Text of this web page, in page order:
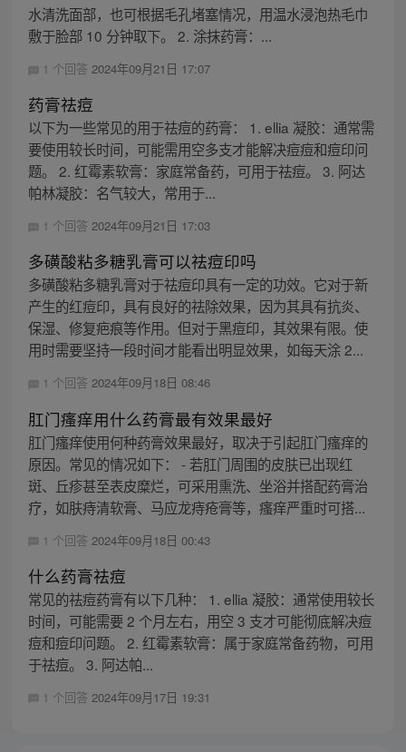
水清洗面部，也可根据毛孔堵塞情况，用温水浸泡热毛巾
敷于脸部 10 分钟取下。 2. 涂抹药膏：...
1 个回答 2024年09月21日 17:07
药膏祛痘
以下为一些常见的用于祛痘的药膏： 1. ellia 凝胶：通常需
要使用较长时间，可能需用空多支才能解决痘痘和痘印问
题。 2. 红霉素软膏：家庭常备药，可用于祛痘。 3. 阿达
帕林凝胶：名气较大，常用于...
1 个回答 2024年09月21日 17:03
多磺酸粘多糖乳膏可以祛痘印吗
多磺酸粘多糖乳膏对于祛痘印具有一定的功效。它对于新
产生的红痘印，具有良好的祛除效果，因为其具有抗炎、
保湿、修复疤痕等作用。但对于黑痘印，其效果有限。使
用时需要坚持一段时间才能看出明显效果，如每天涂 2...
1 个回答 2024年09月18日 08:46
肛门瘙痒用什么药膏最有效果最好
肛门瘙痒使用何种药膏效果最好，取决于引起肛门瘙痒的
原因。常见的情况如下： - 若肛门周围的皮肤已出现红
斑、丘疹甚至表皮糜烂，可采用熏洗、坐浴并搭配药膏治
疗，如肤痔清软膏、马应龙痔疮膏等，瘙痒严重时可搭...
1 个回答 2024年09月18日 00:43
什么药膏祛痘
常见的祛痘药膏有以下几种： 1. ellia 凝胶：通常使用较长
时间，可能需要 2 个月左右，用空 3 支才可能彻底解决痘
痘和痘印问题。 2. 红霉素软膏：属于家庭常备药物，可用
于祛痘。 3. 阿达帕...
1 个回答 2024年09月17日 19:31